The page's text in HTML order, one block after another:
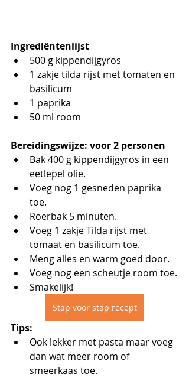
Ingrediëntenlijst
500 g kippendijgyros
1 zakje tilda rijst met tomaten en
basilicum
1 paprika
50 ml room
Bereidingswijze: voor 2 personen
Bak 400 g kippendijgyros in een
eetlepel olie.
Voeg nog 1 gesneden paprika
toe.
Roerbak 5 minuten.
Voeg 1 zakje Tilda rijst met
tomaat en basilicum toe.
Meng alles en warm goed door.
Voeg nog een scheutje room toe.
Smakelijk!
Stap voor stap recept
Tips:
Ook lekker met pasta maar voeg
dan wat meer room of
smeerkaas toe.